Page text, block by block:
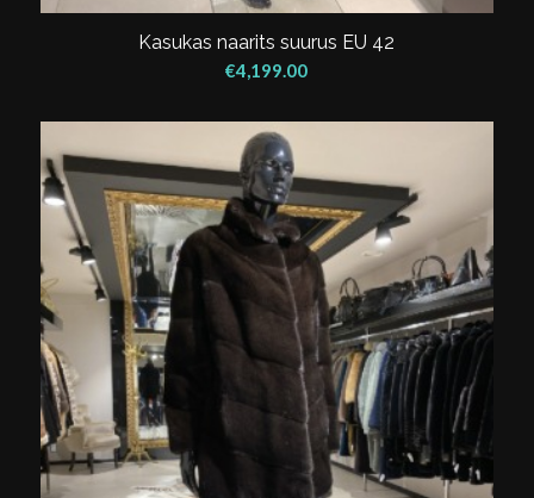
Kasukas naarits suurus EU 42
€4,199.00